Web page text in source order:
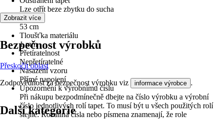
Lze otřít beze zbytku do sucha
Šířka
53 cm
Tloušťka materiálu
1 mm
Přetíratelnost
Nepřetíratelné
Nasazení vzoru
Přímé napojení
Upozornění k výrobnímu číslu
Při nákupu bezpodmínečně dbejte na číslo výrobku a výrobní
číslo jednotlivých rolí tapet. To musí být u všech použitých rolí
stejné. Rozdílná čísla nebo písmena znamenají, že role
Zobrazit více
Bezpečnost výrobků
Přeskočit oblast
Zodpovědnost za bezpečnost výrobku viz informace výrobce .
Další kategorie